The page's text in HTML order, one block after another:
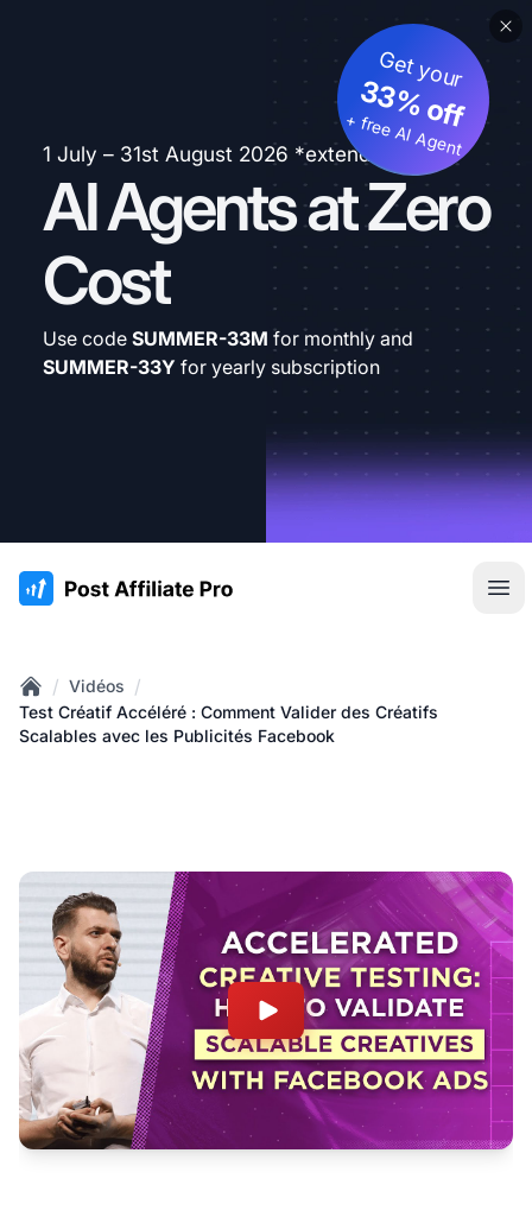
1 July – 31st August 2026 *extended
AI Agents at Zero
Cost
Get your
33% off
+ free AI Agent
Use code SUMMER-33M for monthly and
SUMMER-33Y for yearly subscription
:site.title
Home
/ Vidéos /
Test Créatif Accéléré : Comment Valider des Créatifs
Scalables avec les Publicités Facebook